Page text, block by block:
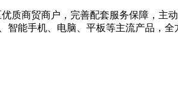
商贸商户，完善配套服务保障，主
能手机、电脑、平板等主流产品，全